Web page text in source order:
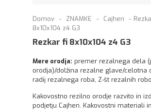
Domov - ZNAMKE - Cajhen -
8x10x104 z4 G3
Rezkar fi 8x10x104 z4 G3
Mere orodja: premer rezalnega dela
orodja)/dolžina rezalne glave/celotna
radij rezalnega roba, Z-št rezalnih
Kakovostno rezilno orodje razvito in
podjetju Cajhen. Kakovostni materiali